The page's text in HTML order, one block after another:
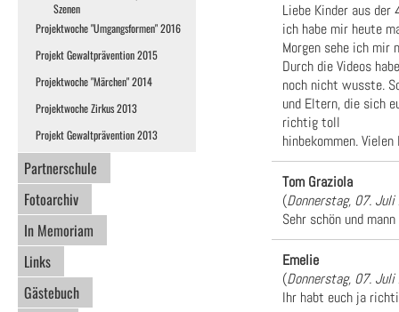
Szenen
Projektwoche "Umgangsformen" 2016
Projekt Gewaltprävention 2015
Projektwoche "Märchen" 2014
Projektwoche Zirkus 2013
Projekt Gewaltprävention 2013
Partnerschule
Fotoarchiv
In Memoriam
Links
Gästebuch
Liebe Kinder aus der
ich habe mir heute
Morgen sehe ich mir
Durch die Videos
noch nicht wusste.
und Eltern, die sich
richtig toll
hinbekommen.
Tom Graziola
(Donnerstag, 07.
Sehr schön und
Emelie
(Donnerstag, 07.
Ihr habt euch ja